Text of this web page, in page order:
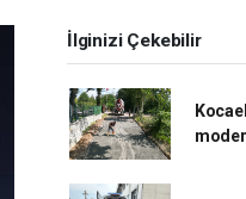
İlginizi Çekebilir